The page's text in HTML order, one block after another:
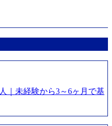
｜未経験から3～6ヶ月で基